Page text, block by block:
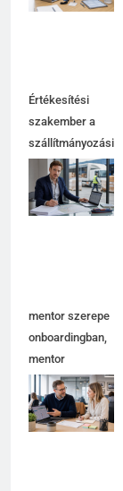
Értékesítési
szakember a
szállítmányozási
és fuvarozási
szakma modern
irodájában
mentor szerepe
onboardingban,
mentor
magyaráz
laptopnál, új
kolléga jegyzetel